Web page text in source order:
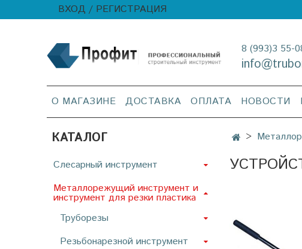
ВХОД / РЕГИСТРАЦИЯ
8 (993)3 55-
О МАГАЗИНЕ ДОСТАВКА ОПЛАТА НОВОСТИ
КАТАЛОГ
Слесарный инструмент
Металлорежущий инструмент и
инструмент для резки пластика
Труборезы
Резьбонарезной инструмент